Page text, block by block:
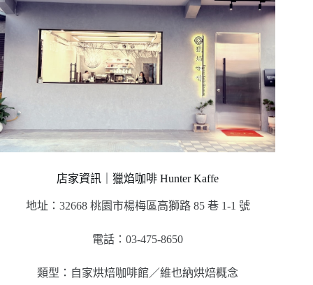
店家資訊｜獵焰咖啡 Hunter Kaffe
地址：32668 桃園市楊梅區高獅路 85 巷 1-1 號
電話：03-475-8650
類型：自家烘焙咖啡館／維也納烘焙概念